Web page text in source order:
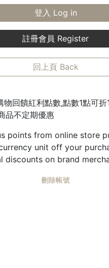
登入 Log in
註冊會員 Register
回上頁 Back
回饋紅利點數,點數1點可折1
品不定期優惠
points from online store
unit off your
discounts on brand
刪除帳號